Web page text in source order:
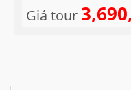
Giá tour